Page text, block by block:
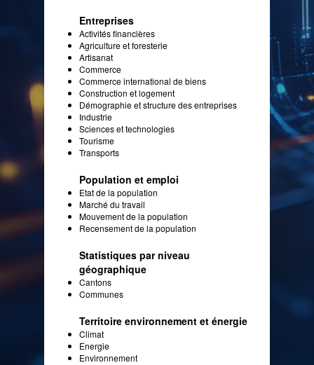
Entreprises
Activités financières
Agriculture et foresterie
Artisanat
Commerce
Commerce international de biens
Construction et logement
Démographie et structure des entreprises
Industrie
Sciences et technologies
Tourisme
Transports
Population et emploi
Etat de la population
Marché du travail
Mouvement de la population
Recensement de la population
Statistiques par niveau
géographique
Cantons
Communes
Territoire environnement et énergie
Climat
Energie
Environnement